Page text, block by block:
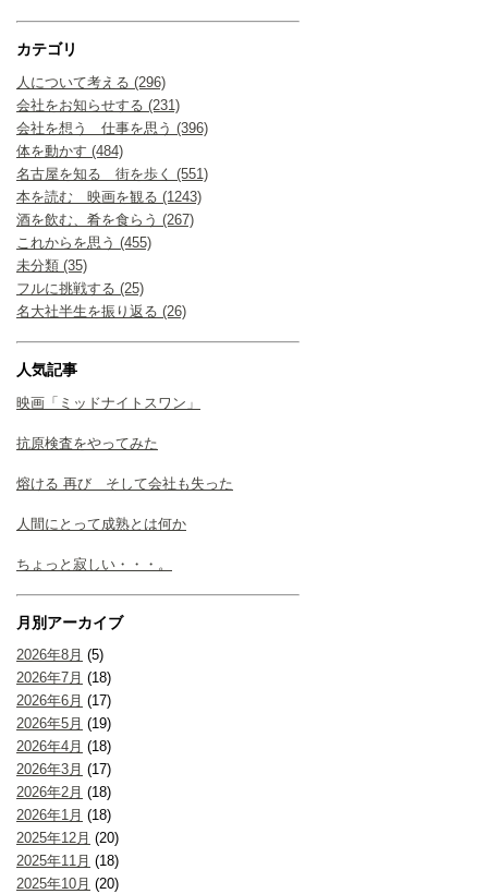
カテゴリ
人について考える (296)
会社をお知らせする (231)
会社を想う 仕事を思う (396)
体を動かす (484)
名古屋を知る 街を歩く (551)
本を読む 映画を観る (1243)
酒を飲む、肴を食らう (267)
これからを思う (455)
未分類 (35)
フルに挑戦する (25)
名大社半生を振り返る (26)
人気記事
映画「ミッドナイトスワン」
抗原検査をやってみた
熔ける 再び そして会社も失った
人間にとって成熟とは何か
ちょっと寂しい・・・。
月別アーカイブ
2026年8月 (5)
2026年7月 (18)
2026年6月 (17)
2026年5月 (19)
2026年4月 (18)
2026年3月 (17)
2026年2月 (18)
2026年1月 (18)
2025年12月 (20)
2025年11月 (18)
2025年10月 (20)